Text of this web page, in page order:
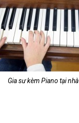
Gia sư kèm Piano tại nhà